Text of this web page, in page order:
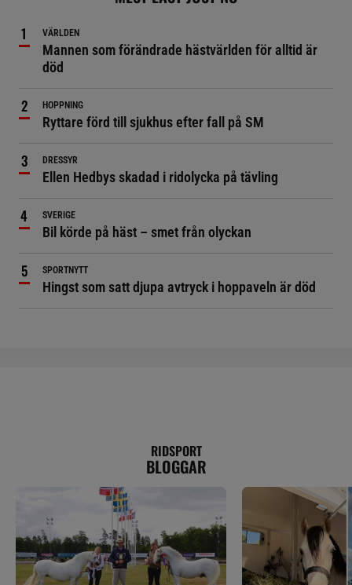
VÄRLDEN
Mannen som förändrade hästvärlden för alltid är
död
HOPPNING
Ryttare förd till sjukhus efter fall på SM
DRESSYR
Ellen Hedbys skadad i ridolycka på tävling
SVERIGE
Bil körde på häst – smet från olyckan
SPORTNYTT
Hingst som satt djupa avtryck i hoppaveln är död
RIDSPORT
BLOGGAR